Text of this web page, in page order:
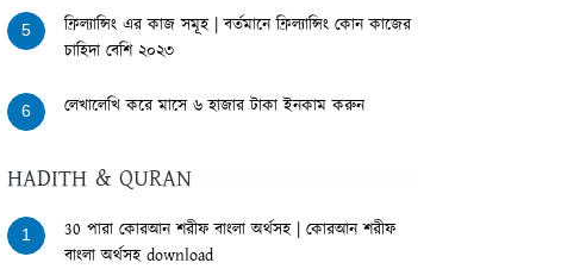
5
ফ্রিল্যান্সিং এর কাজ সমূহ | বর্তমানে ফ্রিল্যান্সিং কোন কাজের
চাহিদা বেশি ২০২৩
6 লেখালেখি করে মাসে ৬ হাজার টাকা ইনকাম করুন
HADITH & QURAN
1
30 পারা কোরআন শরীফ বাংলা অর্থসহ | কোরআন শরীফ
বাংলা অর্থসহ download